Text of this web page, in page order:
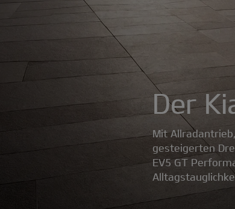
Der
Mit
gesteigerten
EV5 GT